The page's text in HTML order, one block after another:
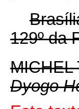
129º da
MICHEL
Dyogo